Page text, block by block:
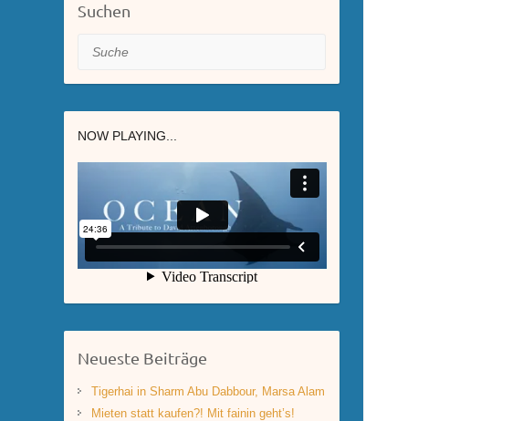
Suchen
Suche
NOW PLAYING...
Neueste Beiträge
Tigerhai in Sharm Abu Dabbour, Marsa Alam
Mieten statt kaufen?! Mit fainin geht’s!